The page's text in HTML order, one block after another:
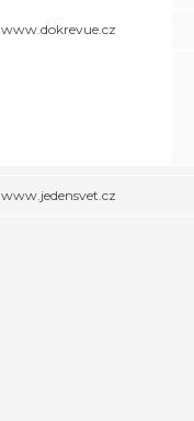
www.dokrevue.cz
www.jedensvet.cz